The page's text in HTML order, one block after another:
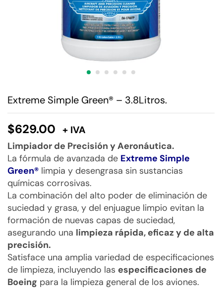
Extreme Simple Green® – 3.8Litros.
$629.00 + IVA
Limpiador de Precisión y Aeronáutica.
La fórmula de avanzada de Extreme Simple
Green® limpia y desengrasa sin sustancias
químicas corrosivas.
La combinación del alto poder de eliminación de
suciedad y grasa, y del enjuague limpio evitan la
formación de nuevas capas de suciedad,
asegurando una limpieza rápida, eficaz y de alta
precisión.
Satisface una amplia variedad de especificaciones
de limpieza, incluyendo las especificaciones de
Boeing para la limpieza general de los aviones.